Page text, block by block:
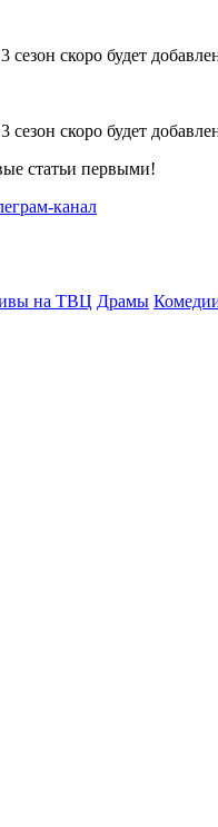
скоро будет
скоро будет
статьи первыми!
на ТВЦ Драмы